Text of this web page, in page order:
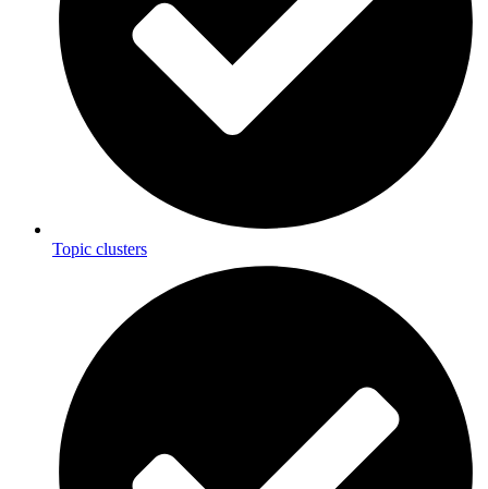
Topic clusters